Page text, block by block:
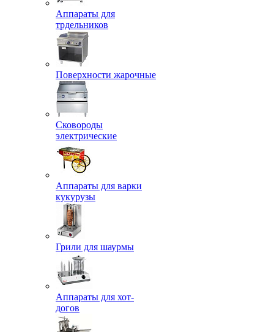
Аппараты для
трдельников
Поверхности жарочные
Сковороды
электрические
Аппараты для варки
кукурузы
Грили для шаурмы
Аппараты для хот-
догов